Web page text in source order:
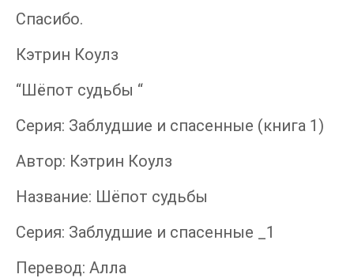
Спасибо.
Кэтрин Коулз
“Шёпот судьбы “
Серия: Заблудшие и спасенные (книга 1)
Автор: Кэтрин Коулз
Название: Шёпот судьбы
Серия: Заблудшие и спасенные _1
Перевод: Алла